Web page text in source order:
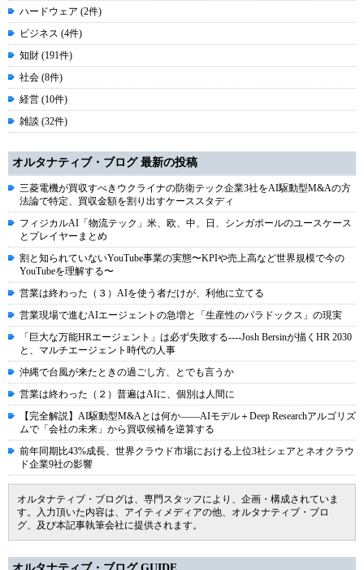
ハードウェア (2件)
ビジネス (4件)
知財 (191件)
社会 (8件)
経営 (10件)
雑談 (32件)
オルタナティブ・ブログ 最新の投稿
三菱電機が買収すべきウクライナの防衛テック企業3社をAI駆動型M&Aの方
法論で特定、買収金額を割り出すケーススタディ
フィジカルAI「物流テック」米、欧、中、日、シンガポールのユースケース
とプレイヤーまとめ
割と知られていないYouTube事業の実態〜KPIや売上高など世界規模で今の
YouTubeを理解する〜
営業は終わった（３）AIを使う者だけが、利他に立てる
営業現場で進むAIエージェントの急増と「生産性のパラドックス」の現実
「巨大な万能HRエージェント」は必ず失敗する----Josh Bersinが描くHR 2030
と、マルチエージェント時代の人事
沖縄で台風が来たときの過ごし方、とでも言うか
営業は終わった（２）普遍はAIに、個別は人間に
【完全解説】AI駆動型M&Aとは何か――AIモデル＋Deep Researchアルゴリズ
ムで「会社の未来」から買収候補を逆算する
前年同期比43%成長、世界クラウド市場における上位3社シェアとネオクラウ
ド企業9社の影響
オルタナティブ・ブログは、専門スタッフにより、企画・構成されていま
す。入力頂いた内容は、アイティメディアの他、オルタナティブ・ブロ
グ、及び本記事執筆会社に提供されます。